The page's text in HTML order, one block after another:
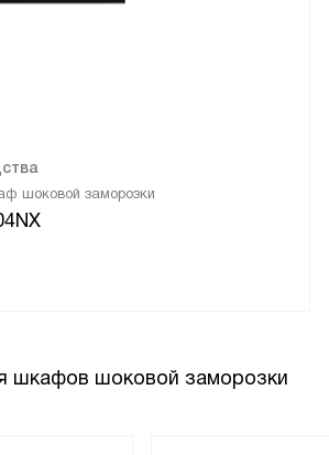
шоковой заморозки
шкафов шоковой заморозки